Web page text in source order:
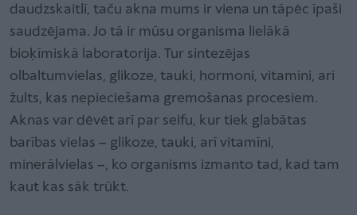
daudzskaitlī, taču akna mums ir viena un tāpēc īpaši
saudzējama. Jo tā ir mūsu organisma lielākā
bioķīmiskā laboratorija. Tur sintezējas
olbaltumvielas, glikoze, tauki, hormoni, vitamīni, arī
žults, kas nepieciešama gremošanas procesiem.
Aknas var dēvēt arī par seifu, kur tiek glabātas
barības vielas – glikoze, tauki, arī vitamīni,
minerālvielas –, ko organisms izmanto tad, kad tam
kaut kas sāk trūkt.